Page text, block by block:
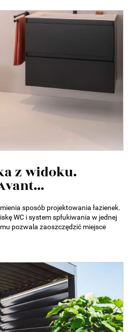
z widoku.
sposób projektowania łazienek.
WC i system spłukiwania w jednej
pozwala zaoszczędzić miejsce